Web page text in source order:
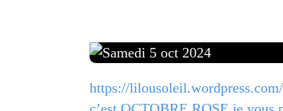
https://